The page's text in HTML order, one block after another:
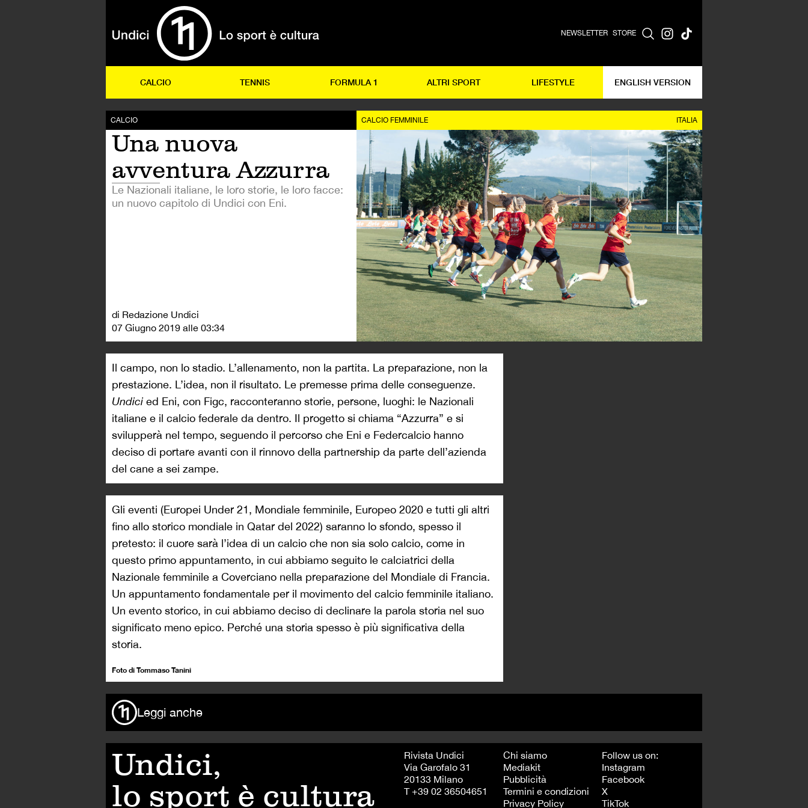
NEWSLETTER STORE
CALCIO TENNIS FORMULA 1 ALTRI SPORT LIFESTYLE ENGLISH VERSION
CALCIO
Una nuova
avventura Azzurra
Le Nazionali italiane, le loro storie, le loro facce:
un nuovo capitolo di Undici con Eni.
di Redazione Undici
07 Giugno 2019 alle 03:34
CALCIO FEMMINILE ITALIA
Il campo, non lo stadio. L’allenamento, non la partita. La preparazione, non la
prestazione. L’idea, non il risultato. Le premesse prima delle conseguenze.
Undici ed Eni, con Figc, racconteranno storie, persone, luoghi: le Nazionali
italiane e il calcio federale da dentro. Il progetto si chiama “Azzurra” e si
svilupperà nel tempo, seguendo il percorso che Eni e Federcalcio hanno
deciso di portare avanti con il rinnovo della partnership da parte dell’azienda
del cane a sei zampe.
Gli eventi (Europei Under 21, Mondiale femminile, Europeo 2020 e tutti gli altri
fino allo storico mondiale in Qatar del 2022) saranno lo sfondo, spesso il
pretesto: il cuore sarà l’idea di un calcio che non sia solo calcio, come in
questo primo appuntamento, in cui abbiamo seguito le calciatrici della
Nazionale femminile a Coverciano nella preparazione del Mondiale di Francia.
Un appuntamento fondamentale per il movimento del calcio femminile italiano.
Un evento storico, in cui abbiamo deciso di declinare la parola storia nel suo
significato meno epico. Perché una storia spesso è più significativa della
storia.
Foto di Tommaso Tanini
Leggi anche
Undici,
lo sport è cultura
Rivista Undici
Via Garofalo 31
20133 Milano
T +39 02 36504651
Chi siamo
Mediakit
Pubblicità
Termini e condizioni
Privacy Policy
Follow us on:
Instagram
Facebook
X
TikTok